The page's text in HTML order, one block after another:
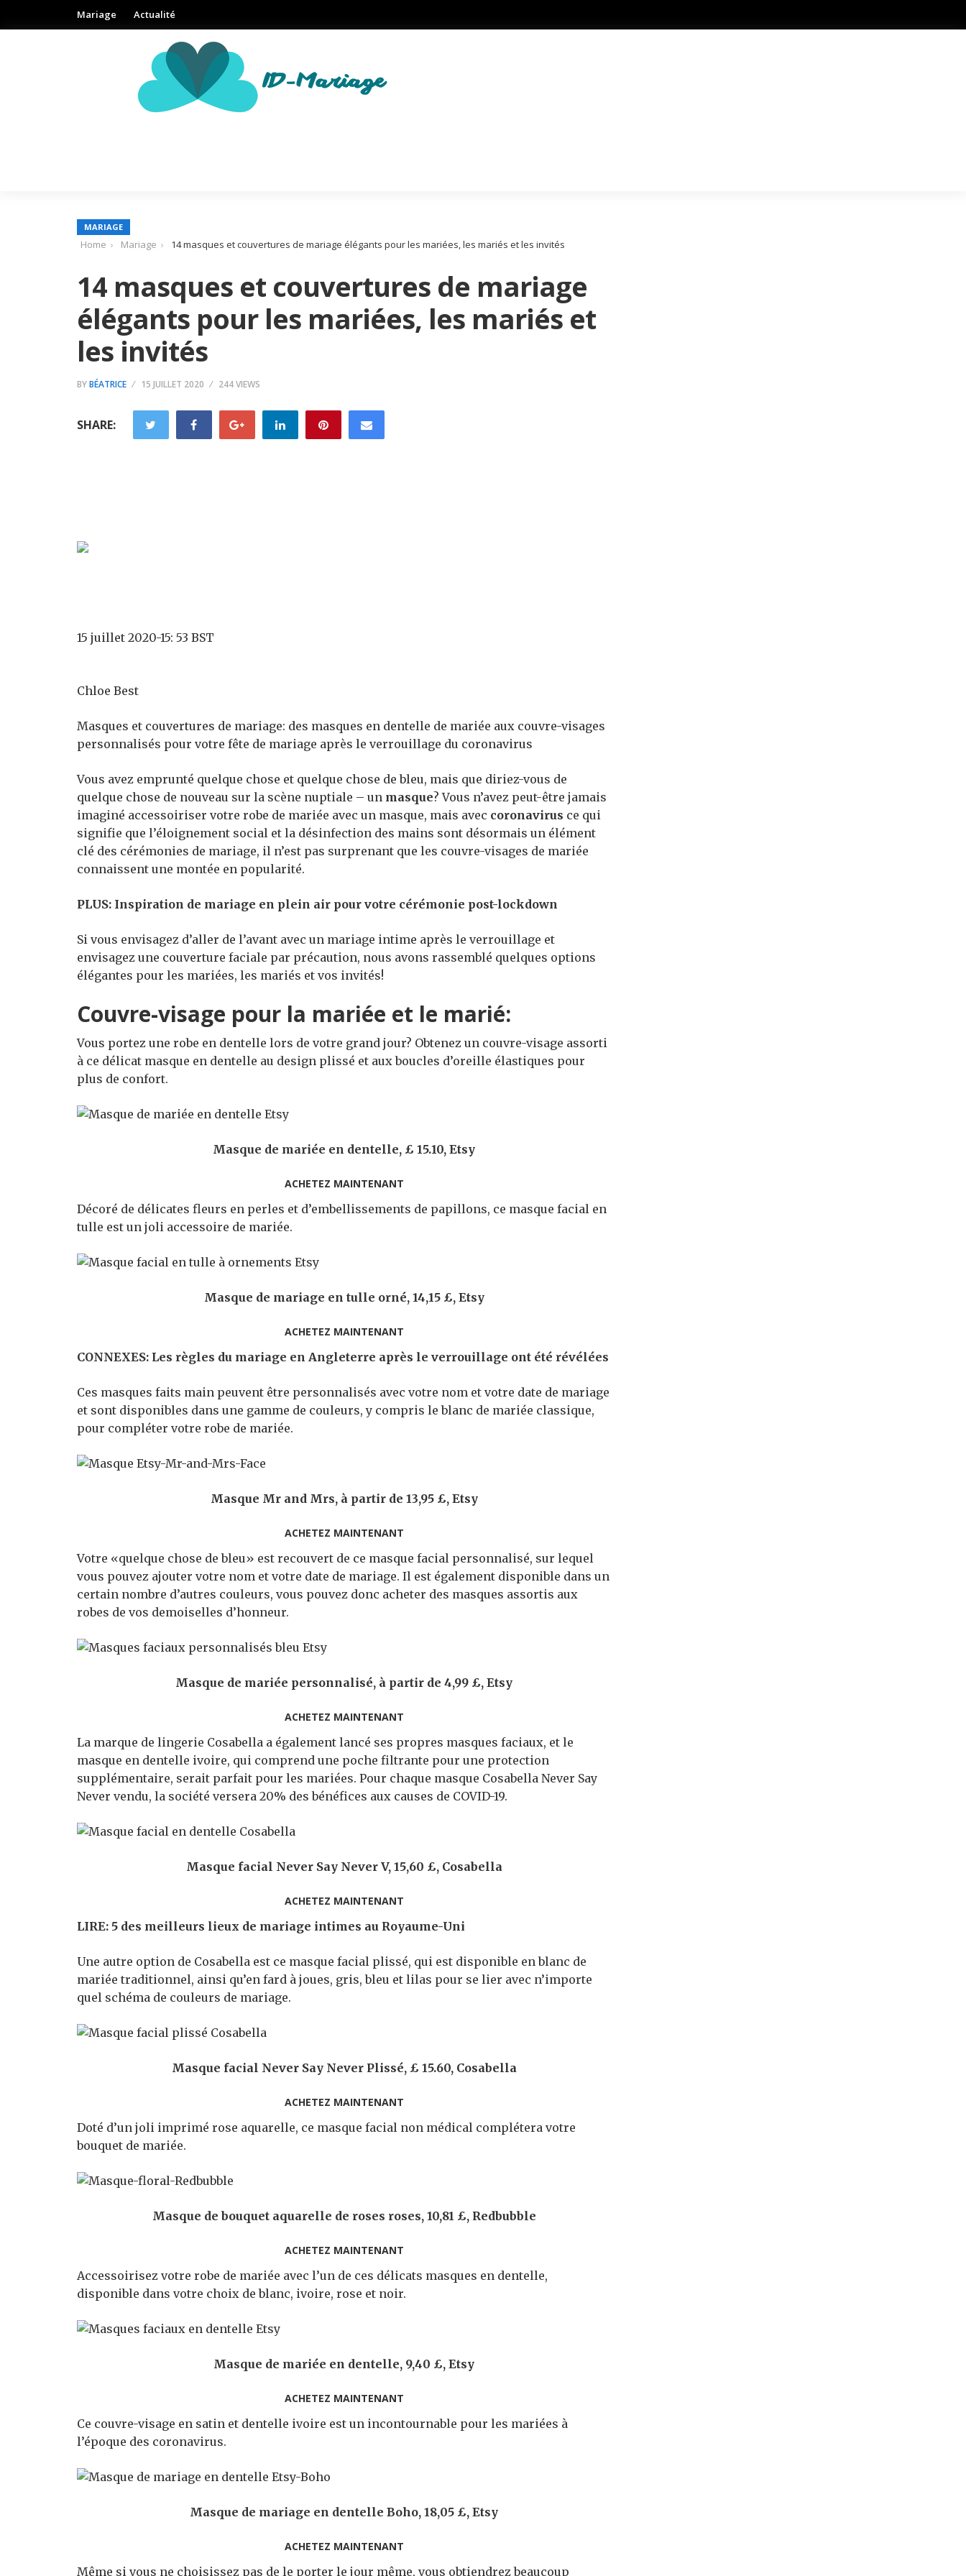
Mariage Actualité
MARIAGE
Home Mariage 14 masques et couvertures de mariage élégants pour les mariées, les mariés et les invités
14 masques et couvertures de mariage
élégants pour les mariées, les mariés et
les invités
BYBÉATRICE 15 JUILLET 2020 244 VIEWS
SHARE:
15 juillet 2020-15: 53 BST
Chloe Best
Masques et couvertures de mariage: des masques en dentelle de mariée aux couvre-visages
personnalisés pour votre fête de mariage après le verrouillage du coronavirus
Vous avez emprunté quelque chose et quelque chose de bleu, mais que diriez-vous de
quelque chose de nouveau sur la scène nuptiale – un masque? Vous n’avez peut-être jamais
imaginé accessoiriser votre robe de mariée avec un masque, mais avec coronavirus ce qui
signifie que l’éloignement social et la désinfection des mains sont désormais un élément
clé des cérémonies de mariage, il n’est pas surprenant que les couvre-visages de mariée
connaissent une montée en popularité.
PLUS: Inspiration de mariage en plein air pour votre cérémonie post-lockdown
Si vous envisagez d’aller de l’avant avec un mariage intime après le verrouillage et
envisagez une couverture faciale par précaution, nous avons rassemblé quelques options
élégantes pour les mariées, les mariés et vos invités!
Couvre-visage pour la mariée et le marié:
Vous portez une robe en dentelle lors de votre grand jour? Obtenez un couvre-visage assorti
à ce délicat masque en dentelle au design plissé et aux boucles d’oreille élastiques pour
plus de confort.
Masque de mariée en dentelle, £ 15.10, Etsy
ACHETEZ MAINTENANT
Décoré de délicates fleurs en perles et d’embellissements de papillons, ce masque facial en
tulle est un joli accessoire de mariée.
Masque de mariage en tulle orné, 14,15 £, Etsy
ACHETEZ MAINTENANT
CONNEXES: Les règles du mariage en Angleterre après le verrouillage ont été révélées
Ces masques faits main peuvent être personnalisés avec votre nom et votre date de mariage
et sont disponibles dans une gamme de couleurs, y compris le blanc de mariée classique,
pour compléter votre robe de mariée.
Masque Mr and Mrs, à partir de 13,95 £, Etsy
ACHETEZ MAINTENANT
Votre «quelque chose de bleu» est recouvert de ce masque facial personnalisé, sur lequel
vous pouvez ajouter votre nom et votre date de mariage. Il est également disponible dans un
certain nombre d’autres couleurs, vous pouvez donc acheter des masques assortis aux
robes de vos demoiselles d’honneur.
Masque de mariée personnalisé, à partir de 4,99 £, Etsy
ACHETEZ MAINTENANT
La marque de lingerie Cosabella a également lancé ses propres masques faciaux, et le
masque en dentelle ivoire, qui comprend une poche filtrante pour une protection
supplémentaire, serait parfait pour les mariées. Pour chaque masque Cosabella Never Say
Never vendu, la société versera 20% des bénéfices aux causes de COVID-19.
Masque facial Never Say Never V, 15,60 £, Cosabella
ACHETEZ MAINTENANT
LIRE: 5 des meilleurs lieux de mariage intimes au Royaume-Uni
Une autre option de Cosabella est ce masque facial plissé, qui est disponible en blanc de
mariée traditionnel, ainsi qu’en fard à joues, gris, bleu et lilas pour se lier avec n’importe
quel schéma de couleurs de mariage.
Masque facial Never Say Never Plissé, £ 15.60, Cosabella
ACHETEZ MAINTENANT
Doté d’un joli imprimé rose aquarelle, ce masque facial non médical complétera votre
bouquet de mariée.
Masque de bouquet aquarelle de roses roses, 10,81 £, Redbubble
ACHETEZ MAINTENANT
Accessoirisez votre robe de mariée avec l’un de ces délicats masques en dentelle,
disponible dans votre choix de blanc, ivoire, rose et noir.
Masque de mariée en dentelle, 9,40 £, Etsy
ACHETEZ MAINTENANT
Ce couvre-visage en satin et dentelle ivoire est un incontournable pour les mariées à
l’époque des coronavirus.
Masque de mariage en dentelle Boho, 18,05 £, Etsy
ACHETEZ MAINTENANT
Même si vous ne choisissez pas de le porter le jour même, vous obtiendrez beaucoup